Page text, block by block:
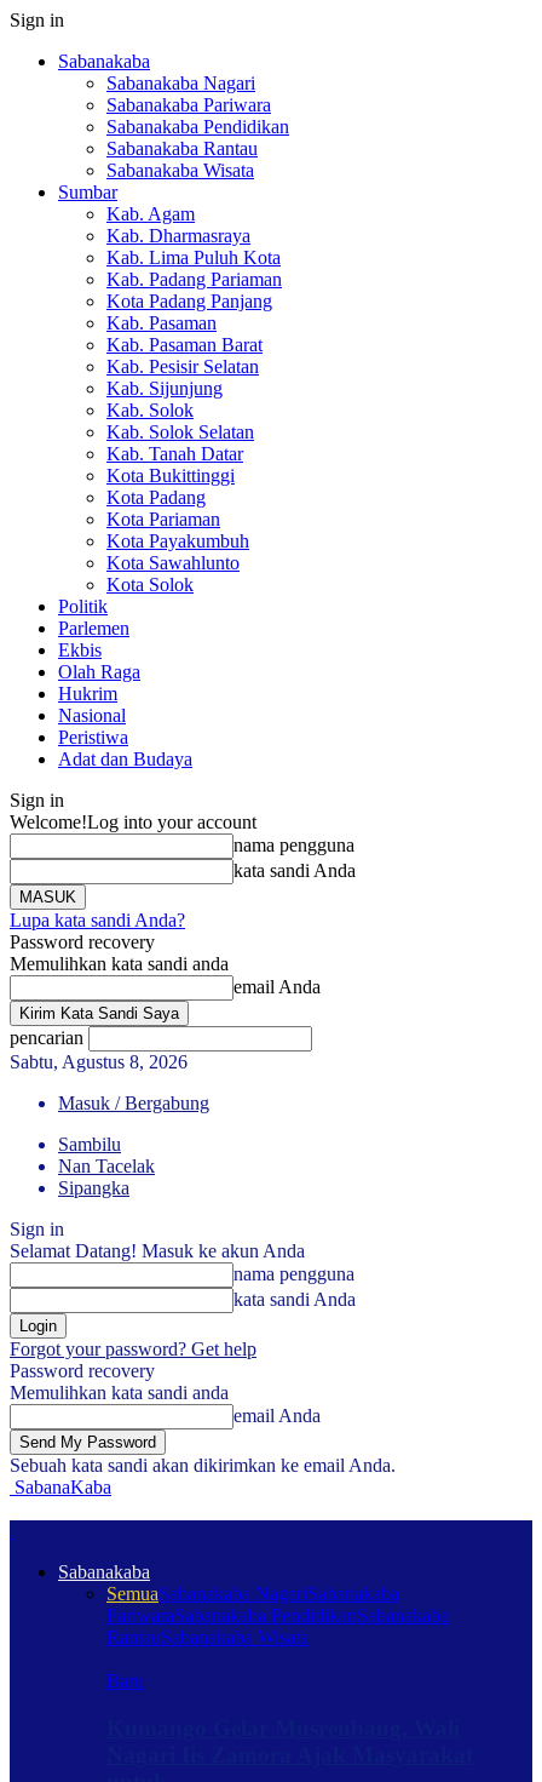
Sign in
Sabanakaba
Sabanakaba Nagari
Sabanakaba Pariwara
Sabanakaba Pendidikan
Sabanakaba Rantau
Sabanakaba Wisata
Sumbar
Kab. Agam
Kab. Dharmasraya
Kab. Lima Puluh Kota
Kab. Padang Pariaman
Kota Padang Panjang
Kab. Pasaman
Kab. Pasaman Barat
Kab. Pesisir Selatan
Kab. Sijunjung
Kab. Solok
Kab. Solok Selatan
Kab. Tanah Datar
Kota Bukittinggi
Kota Padang
Kota Pariaman
Kota Payakumbuh
Kota Sawahlunto
Kota Solok
Politik
Parlemen
Ekbis
Olah Raga
Hukrim
Nasional
Peristiwa
Adat dan Budaya
Sign in
Welcome!Log into your account
nama pengguna
kata sandi Anda
Lupa kata sandi Anda?
Password recovery
Memulihkan kata sandi anda
email Anda
pencarian
Sabtu, Agustus 8, 2026
Masuk / Bergabung
Sambilu
Nan Tacelak
Sipangka
Sign in
Selamat Datang! Masuk ke akun Anda
nama pengguna
kata sandi Anda
Forgot your password? Get help
Password recovery
Memulihkan kata sandi anda
email Anda
Sebuah kata sandi akan dikirimkan ke email Anda.
SabanaKaba
Sabanakaba
SemuaSabanakaba NagariSabanakaba
PariwaraSabanakaba PendidikanSabanakaba
RantauSabanakaba Wisata
Baru